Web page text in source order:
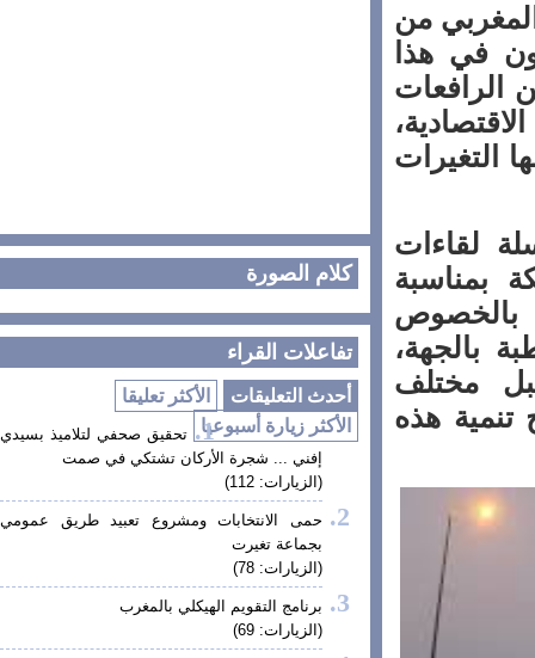
من
في هذا
لقاءات
بالخصوص
بالجهة،
مختلف
هذه
كلام الصورة
تفاعلات القراء
أحدث التعليقات
الأكثر تعليقا
الأكثر زيارة أسبوعيا
تحقيق صحفي لتلاميذ بسيدي
إفني ... شجرة الأركان تشتكي في صمت
(الزيارات: 112)
حمى الانتخابات ومشروع تعبيد طريق عمومي
بجماعة تغيرت
(الزيارات: 78)
برنامج التقويم الهيكلي بالمغرب
(الزيارات: 69)